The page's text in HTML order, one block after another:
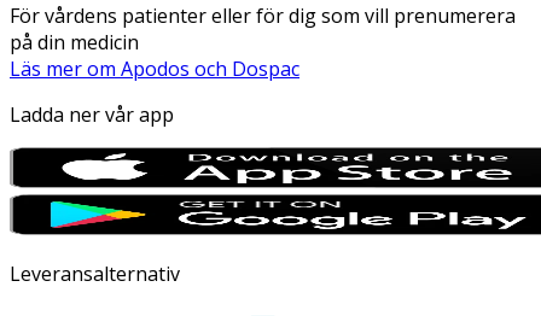
För vårdens patienter eller för dig som vill prenumerera
på din medicin
Läs mer om Apodos och Dospac
Ladda ner vår app
Leveransalternativ